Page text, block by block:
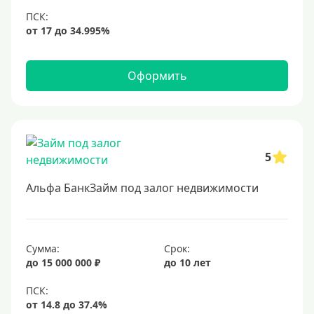
7%
9%
10%
12%
13%
14%
17%
18%
19%
Оформить
5
Альфа БанкЗайм под залог недвижимости
Сумма:
до 15 000 000 ₽
Срок:
до 10 лет